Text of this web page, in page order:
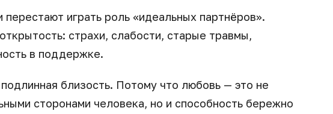
играть роль «идеальных партнёров».
страхи, слабости, старые травмы,
в поддержке.
близость. Потому что любовь — это не
сторонами человека, но и способность бережно